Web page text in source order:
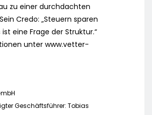
zu einer durchdachten
Credo: „Steuern sparen
eine Frage der Struktur.“
unter www.vetter-
Geschäftsführer: Tobias